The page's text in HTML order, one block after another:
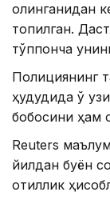
олинганидан
топилган.
тўппонча
Полициянинг
ҳудудида ўқ
бобосини ҳам
Reuters
йилдан буён
қотиллик